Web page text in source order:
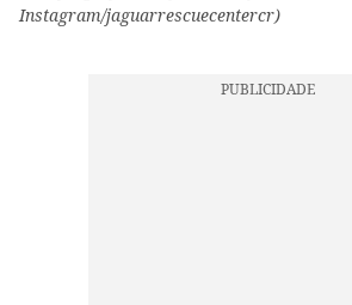
Instagram/jaguarrescuecentercr)